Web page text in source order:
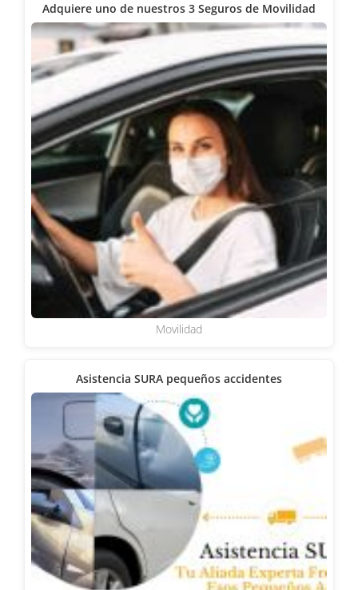
Adquiere uno de nuestros 3 Seguros de Movilidad
Movilidad
Asistencia SURA pequeños accidentes